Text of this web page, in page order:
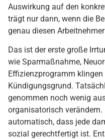
Auswirkung auf den
trägt nur dann, wenn die
genau diesen
Das ist der erste große
wie Sparmaßnahme,
Effizienzprogramm
Kündigungsgrund.
genommen noch wenig
organisatorisch
automatisch, dass jede
sozial gerechtfertigt ist.